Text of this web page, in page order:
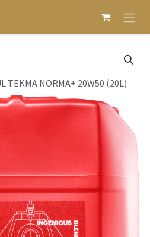
TEKMA NORMA+ 20W50 (20L)